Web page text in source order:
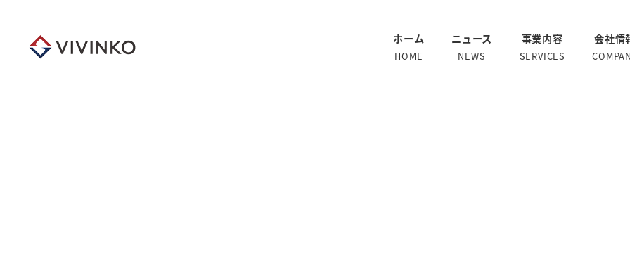
ホーム
HOME
ニュース
NEWS
事業内容
SERVICES
会社情